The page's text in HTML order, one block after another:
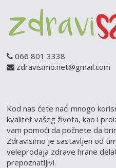
066 801 3338
zdravisimo.net@gmail.com
Kod nas ćete naći mnogo
kvalitet vašeg života, kao i
vam pomoći da počnete da
Zdravisimo je sastavljen od
veleprodaja zdrave hrane
prepoznatljivi.